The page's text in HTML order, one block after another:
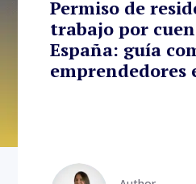
Permiso de
trabajo por
España: guía
emprendedores